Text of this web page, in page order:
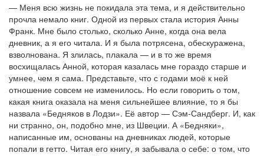
— Меня всю жизнь не покидала эта тема, и я действительно
прочла немало книг. Одной из первых стала история Анны
Франк. Мне было столько, сколько Анне, когда она вела
дневник, а я его читала. И я была потрясена, обескуражена,
взволнована. Я злилась, плакала — и в то же время
восхищалась Анной, которая казалась мне гораздо старше и
умнее, чем я сама. Представьте, что с годами моё к ней
отношение совсем не изменилось. Но если говорить о том,
какая книга оказала на меня сильнейшее влияние, то я бы
назвала «Бедняков в Лодзи». Её автор — Сэм-Сандберг. И, как
ни странно, он, подобно мне, из Швеции. А «Бедняки»,
написанные им, основаны на дневниках людей, которые
попали в гетто. Читая его книгу, я забывала о себе: о том, что